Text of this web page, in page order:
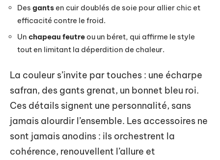
Des gants en cuir doublés de soie pour allier chic et
efficacité contre le froid.
Un chapeau feutre ou un béret, qui affirme le style
tout en limitant la déperdition de chaleur.
La couleur s’invite par touches : une écharpe
safran, des gants grenat, un bonnet bleu roi.
Ces détails signent une personnalité, sans
jamais alourdir l’ensemble. Les accessoires ne
sont jamais anodins : ils orchestrent la
cohérence, renouvellent l’allure et